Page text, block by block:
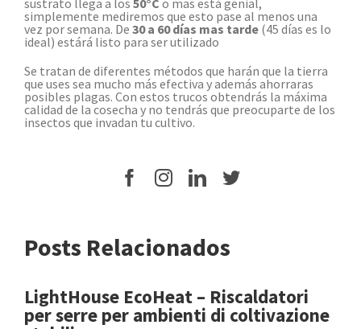
sustrato llega a los 50°C o mas está genial,
simplemente mediremos que esto pase al menos una
vez por semana. De 30 a 60 días mas tarde (45 días es lo
ideal) estárá listo para ser utilizado
Se tratan de diferentes métodos que harán que la tierra
que uses sea mucho más efectiva y además ahorraras
posibles plagas. Con estos trucos obtendrás la máxima
calidad de la cosecha y no tendrás que preocuparte de los
insectos que invadan tu cultivo.
Posts Relacionados
LightHouse EcoHeat – Riscaldatori
per serre per ambienti di coltivazione